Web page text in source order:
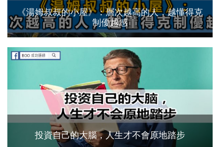
《湯姆叔叔的小屋》：層次越高的人，越懂得克
制優越感
投資自己的大腦，人生才不會原地踏步